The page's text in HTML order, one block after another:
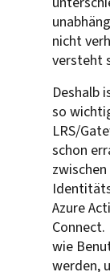
nicht
versteht
Deshalb
so
LRS/
schon
Azure
wie
werden,